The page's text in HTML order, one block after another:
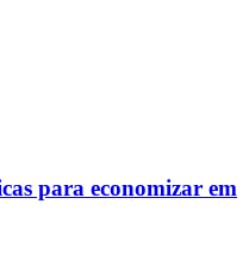
para economizar em